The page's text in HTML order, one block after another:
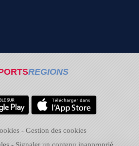
REGIONS
Gestion des cookies